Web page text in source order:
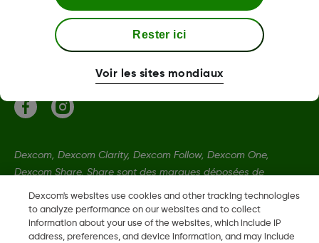
Conditions d'utilisation et politiques
Dexcom, Dexcom Clarity, Dexcom Follow, Dexcom One,
Dexcom Share, Share sont des marques déposées de
Dexcom, Inc. aux États-Unis et peuvent être enregistrées dans
d'autres pays.
Dexcom's websites use cookies and other tracking technologies
to analyze performance on our websites and to collect
information about your use of the websites, which include IP
address, preferences, and device information, and may include
Rester ici
Voir les sites mondiaux